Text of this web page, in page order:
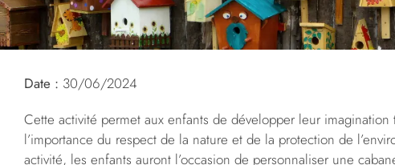
Date : 30/06/2024
Cette activité permet aux enfants de développer leur
l’importance du respect de la nature et de la protection de
activité, les enfants auront l’occasion de personnaliser une